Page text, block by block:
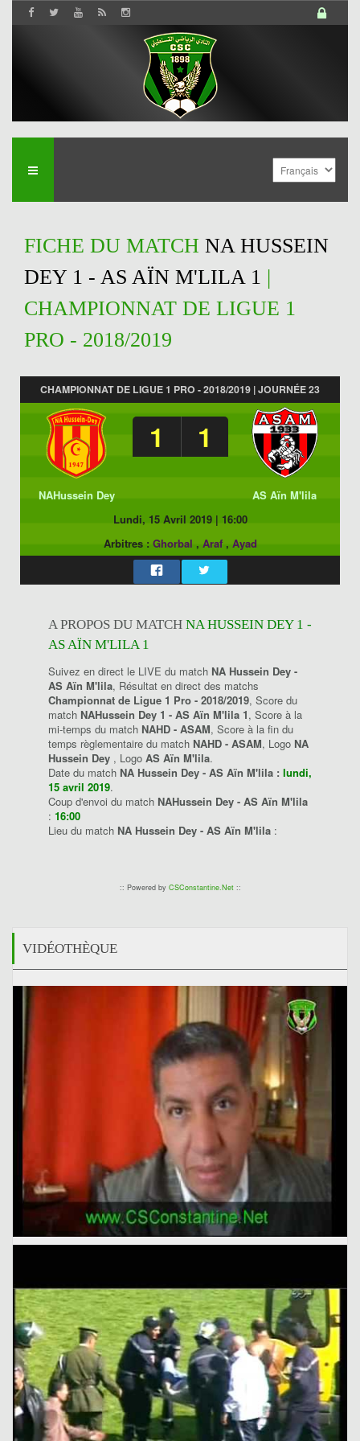
FICHE DU MATCH NA HUSSEIN
DEY 1 - AS AÏN M'LILA 1 |
CHAMPIONNAT DE LIGUE 1
PRO - 2018/2019
CHAMPIONNAT DE LIGUE 1 PRO - 2018/2019 | JOURNÉE 23
1 1
NAHussein Dey
AS Aïn M'lila
Lundi, 15 Avril 2019| 16:00
Arbitres : Ghorbal , Araf, Ayad
A PROPOS DU MATCH NA HUSSEIN DEY 1 -
AS AÏN M'LILA 1
Suivez en direct le LIVE du match NA Hussein Dey -
AS Aïn M'lila, Résultat en direct des matchs
Championnat de Ligue 1 Pro - 2018/2019, Score du
match NAHussein Dey 1 - AS Aïn M'lila 1, Score à la
mi-temps du match NAHD - ASAM, Score à la fin du
temps règlementaire du match NAHD - ASAM, Logo NA
Hussein Dey , Logo AS Aïn M'lila.
Date du match NA Hussein Dey - AS Aïn M'lila : lundi,
15 avril 2019.
Coup d'envoi du match NAHussein Dey - AS Aïn M'lila
: 16:00
Lieu du match NA Hussein Dey - AS Aïn M'lila :
:: Powered by CSConstantine.Net::
VIDÉOTHÈQUE